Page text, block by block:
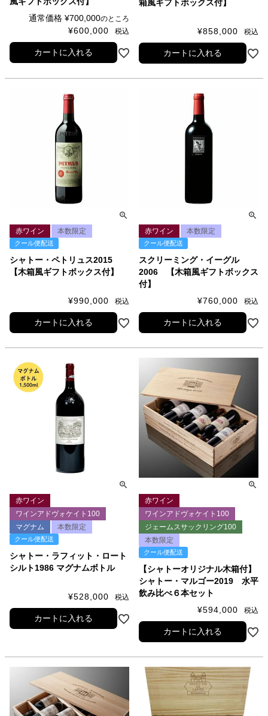
通常価格 ¥700,000のところ
¥600,000 税込
カートに入れる
箱風ギフトボックス付】
¥858,000 税込
カートに入れる
シャトー・ペトリュス2015
【木箱風ギフトボックス付】
赤ワイン 本数限定
クール便配送
¥990,000 税込
カートに入れる
スクリーミング・イーグル
2006 【木箱風ギフトボックス
付】
赤ワイン 本数限定
クール便配送
¥760,000 税込
カートに入れる
シャトー・ラフィット・ロート
シルト1986 マグナムボトル
赤ワイン
ワインアドヴォケイト100
マグナム
本数限定
クール便配送
¥528,000 税込
カートに入れる
【シャトーオリジナル木箱付】
シャトー・マルゴー2019 水平
飲み比べ６本セット
赤ワイン
ワインアドヴォケイト100
ジェームスサックリング100
本数限定
クール便配送
¥594,000 税込
カートに入れる